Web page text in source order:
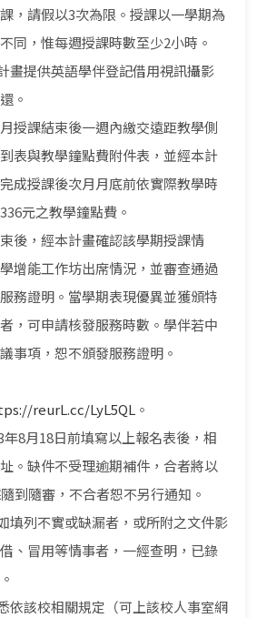
，請假以3次為限。授課以一學期為
同，惟每週授課時數至少2小時。
畫提供英語學伴登記借用視訊攝影
。
授課結束後一週內繳交遠距教學側
表與教學鐘點費附件表，並經本計
成授課後次月月底前依實際教學時
元之教學鐘點費。
後，經本計畫確認該學期授課情
增能工作坊出席情況，並審查通過
務證明。當學期表現優異並獲頒特
，可申請核發服務時數。學伴若中
事項，恕不頒發服務證明。
reurL.cc/LyL5QL 。
8月18日前填寫以上報名表後，相
。缺件不受理逾期補件，合者將以
到隨審，不合者恕不另行通知。
填列不實或缺漏者，或所附之文件影
、冒用等情事者，一經查明，已錄
依該校相關規定（可上該校人事室網